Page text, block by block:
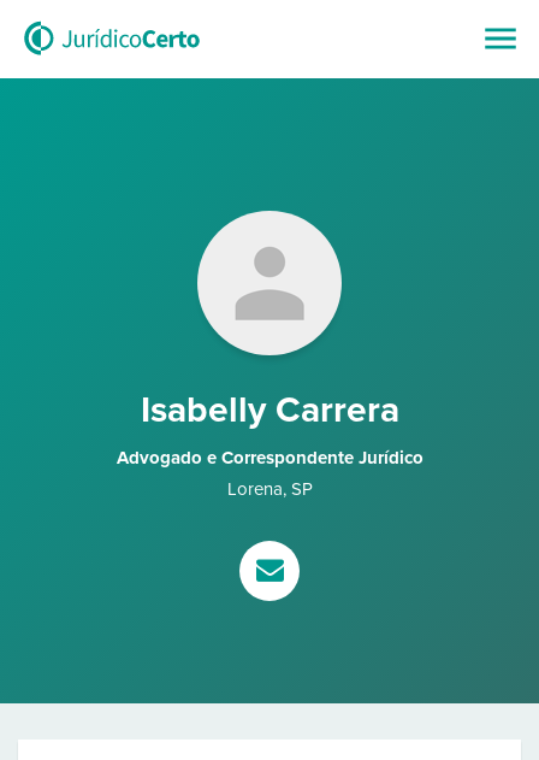
Isabelly Carrera
Advogado e Correspondente Jurídico
Lorena, SP